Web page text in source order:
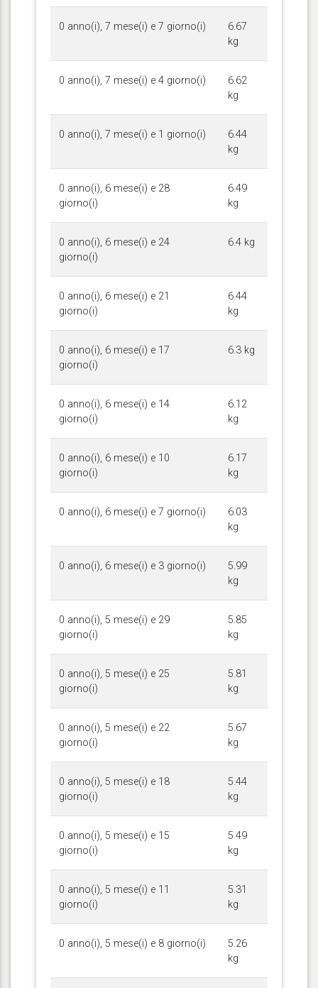
0 anno(i), 7 mese(i) e 7 giorno(i)
6.67
kg
0 anno(i), 7 mese(i) e 4 giorno(i)
6.62
kg
0 anno(i), 7 mese(i) e 1 giorno(i)
6.44
kg
0 anno(i), 6 mese(i) e 28
giorno(i)
6.49
kg
0 anno(i), 6 mese(i) e 24
giorno(i)
6.4 kg
0 anno(i), 6 mese(i) e 21
giorno(i)
6.44
kg
0 anno(i), 6 mese(i) e 17
giorno(i)
6.3 kg
0 anno(i), 6 mese(i) e 14
giorno(i)
6.12
kg
0 anno(i), 6 mese(i) e 10
giorno(i)
6.17
kg
0 anno(i), 6 mese(i) e 7 giorno(i)
6.03
kg
0 anno(i), 6 mese(i) e 3 giorno(i)
5.99
kg
0 anno(i), 5 mese(i) e 29
giorno(i)
5.85
kg
0 anno(i), 5 mese(i) e 25
giorno(i)
5.81
kg
0 anno(i), 5 mese(i) e 22
giorno(i)
5.67
kg
0 anno(i), 5 mese(i) e 18
giorno(i)
5.44
kg
0 anno(i), 5 mese(i) e 15
giorno(i)
5.49
kg
0 anno(i), 5 mese(i) e 11
giorno(i)
5.31
kg
0 anno(i), 5 mese(i) e 8 giorno(i)
5.26
kg